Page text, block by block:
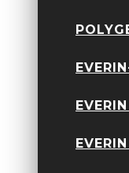
GEL COLOR
3,90 Lei 12,99 Lei